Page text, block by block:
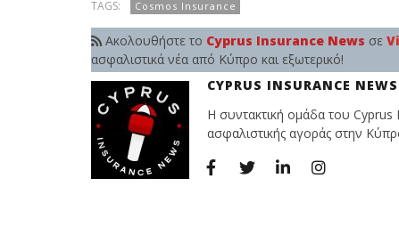
TAGS:
Cosmos Insurance
Ακολουθήστε το Cyprus Insurance News σε
ασφαλιστικά νέα από Κύπρο και εξωτερικό!
CYPRUS INSURANCE
Η συντακτική ομάδα του Cyprus
ασφαλιστικής αγοράς στην